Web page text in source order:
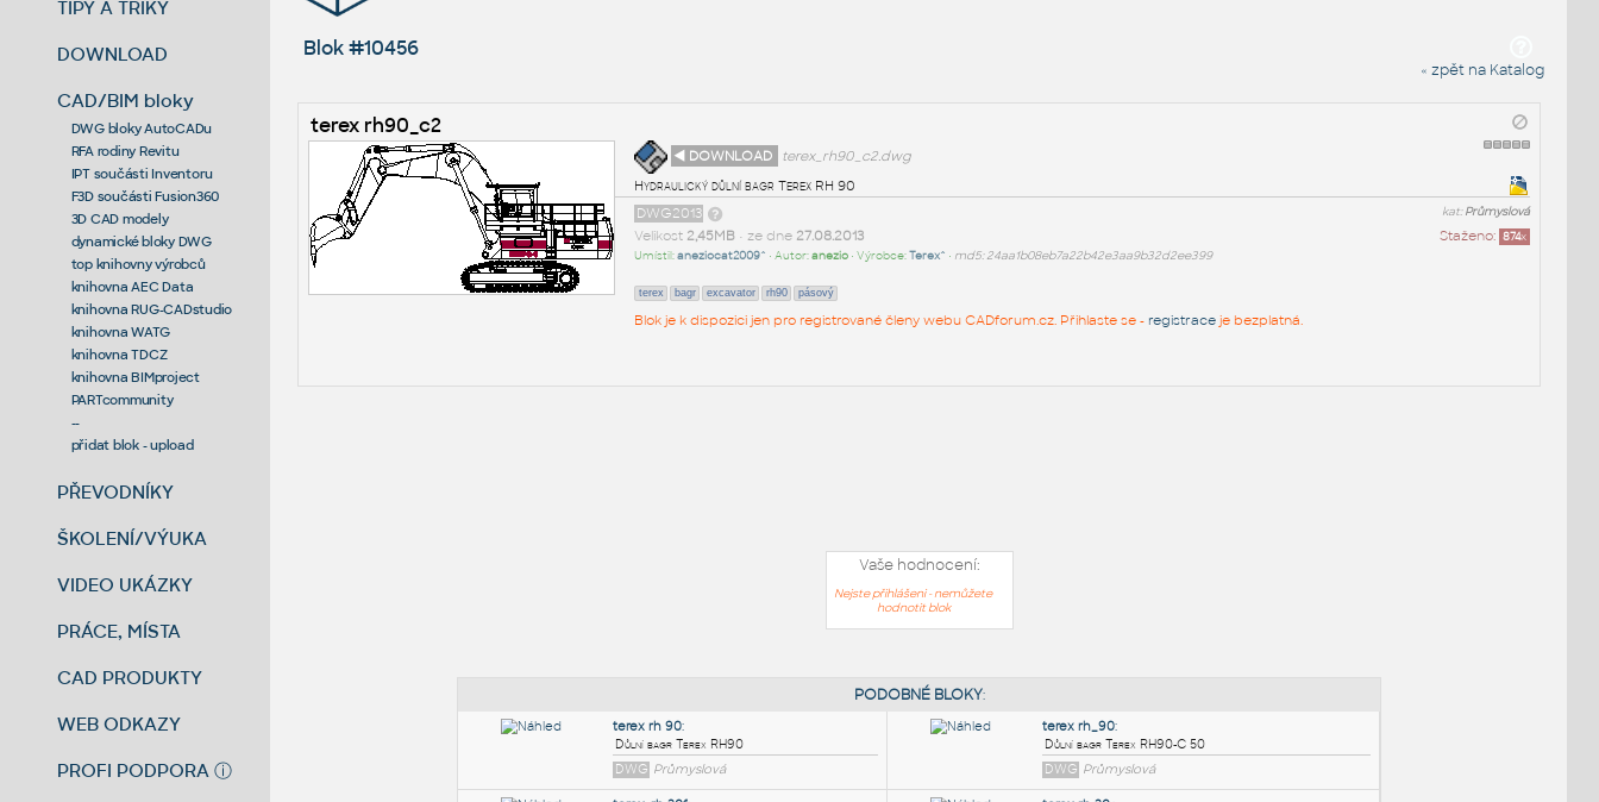
TIPY A TRIKY
DOWNLOAD
CAD/BIM bloky
DWG bloky AutoCADu
RFA rodiny Revitu
IPT součásti Inventoru
F3D součásti Fusion360
3D CAD modely
dynamické bloky DWG
top knihovny výrobců
knihovna AEC Data
knihovna RUG-CADstudio
knihovna WATG
knihovna TDCZ
knihovna BIMproject
PARTcommunity
--
přidat blok - upload
PŘEVODNÍKY
ŠKOLENÍ/VÝUKA
VIDEO UKÁZKY
PRÁCE, MÍSTA
CAD PRODUKTY
WEB ODKAZY
PROFI PODPORA ⓘ
Blok #10456
« zpět na Katalog
terex rh90_c2
◄ DOWNLOAD
terex_rh90_c2.dwg
Hydraulický důlní bagr Terex RH 90
kat:Průmyslová
DWG2013
Staženo: 874x
Velikost 2,45MB• ze dne 27.08.2013
Umístil:aneziocat2009^ • Autor:anezio• Výrobce:Terex^ • md5: 24aa1b08eb7a22b42e3aa9b32d2ee399
terex bagr excavator rh90 pásový
Blok je k dispozici jen pro registrované členy webu CADforum.cz. Přihlaste se - registraceje bezplatná.
Vaše hodnocení:
Nejste přihlášeni - nemůžete
hodnotit blok